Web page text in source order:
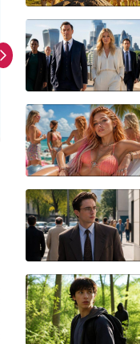
Benim Adım
Elisabeth
Dram